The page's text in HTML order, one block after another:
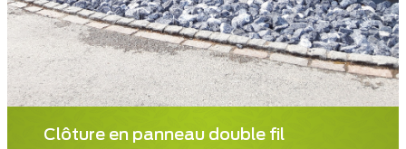
Clôture en panneau double fil